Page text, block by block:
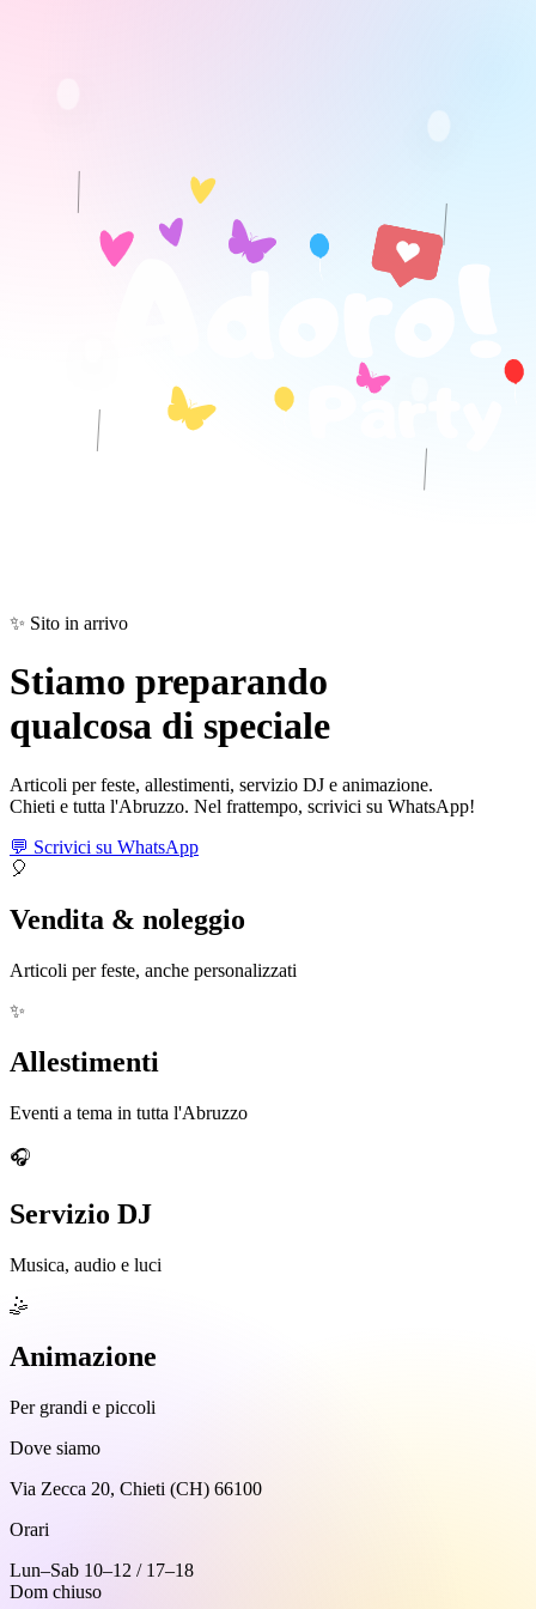
✨ Sito in arrivo
Stiamo preparando
qualcosa di speciale
Articoli per feste, allestimenti, servizio DJ e animazione.
Chieti e tutta l'Abruzzo. Nel frattempo, scrivici su WhatsApp!
💬 Scrivici su WhatsApp
🎈
Vendita & noleggio
Articoli per feste, anche personalizzati
✨
Allestimenti
Eventi a tema in tutta l'Abruzzo
🎧
Servizio DJ
Musica, audio e luci
🤹
Animazione
Per grandi e piccoli
Dove siamo
Via Zecca 20, Chieti (CH) 66100
Orari
Lun–Sab 10–12 / 17–18
Dom chiuso